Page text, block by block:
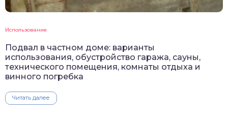
Использование
Подвал в частном доме: варианты
использования, обустройство гаража, сауны,
технического помещения, комнаты отдыха и
винного погребка
Читать далее